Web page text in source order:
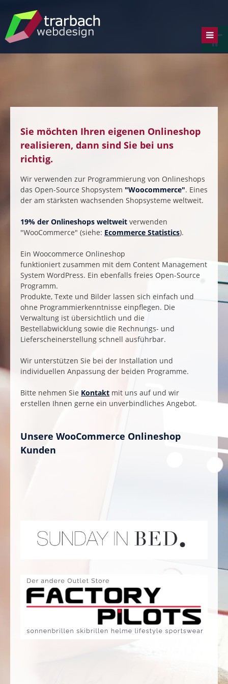
content
Sie möchten Ihren eigenen Onlineshop
realisieren, dann sind Sie bei uns
richtig.
Wir verwenden zur Programmierung von Onlineshops
das Open-Source Shopsystem "Woocommerce". Eines
der am stärksten wachsenden Shopsysteme weltweit.
19% der Onlineshops weltweit verwenden
"WooCommerce" (siehe: Ecommerce Statistics).
Ein Woocommerce Onlineshop
funktioniert zusammen mit dem Content Management
System WordPress. Ein ebenfalls freies Open-Source
Programm.
Produkte, Texte und Bilder lassen sich einfach und
ohne Programmierkenntnisse einpflegen. Die
Verwaltung ist übersichtlich und die
Bestellabwicklung sowie die Rechnungs- und
Lieferscheinerstellung schnell ausführbar.
Wir unterstützen Sie bei der Installation und
individuellen Anpassung der beiden Programme.
Bitte nehmen Sie Kontakt mit uns auf und wir
erstellen Ihnen gerne ein unverbindliches Angebot.
Unsere WooCommerce Onlineshop
Kunden